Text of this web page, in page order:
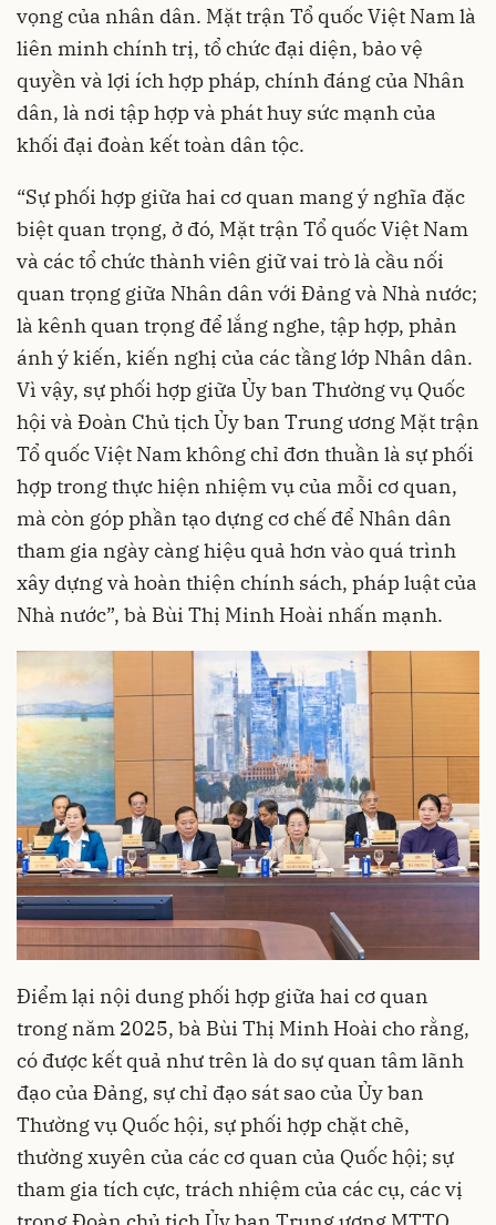
vọng của nhân dân. Mặt trận Tổ quốc Việt Nam là
liên minh chính trị, tổ chức đại diện, bảo vệ
quyền và lợi ích hợp pháp, chính đáng của Nhân
dân, là nơi tập hợp và phát huy sức mạnh của
khối đại đoàn kết toàn dân tộc.
“Sự phối hợp giữa hai cơ quan mang ý nghĩa đặc
biệt quan trọng, ở đó, Mặt trận Tổ quốc Việt Nam
và các tổ chức thành viên giữ vai trò là cầu nối
quan trọng giữa Nhân dân với Đảng và Nhà nước;
là kênh quan trọng để lắng nghe, tập hợp, phản
ánh ý kiến, kiến nghị của các tầng lớp Nhân dân.
Vì vậy, sự phối hợp giữa Ủy ban Thường vụ Quốc
hội và Đoàn Chủ tịch Ủy ban Trung ương Mặt trận
Tổ quốc Việt Nam không chỉ đơn thuần là sự phối
hợp trong thực hiện nhiệm vụ của mỗi cơ quan,
mà còn góp phần tạo dựng cơ chế để Nhân dân
tham gia ngày càng hiệu quả hơn vào quá trình
xây dựng và hoàn thiện chính sách, pháp luật của
Nhà nước”, bà Bùi Thị Minh Hoài nhấn mạnh.
Điểm lại nội dung phối hợp giữa hai cơ quan
trong năm 2025, bà Bùi Thị Minh Hoài cho rằng,
có được kết quả như trên là do sự quan tâm lãnh
đạo của Đảng, sự chỉ đạo sát sao của Ủy ban
Thường vụ Quốc hội, sự phối hợp chặt chẽ,
thường xuyên của các cơ quan của Quốc hội; sự
tham gia tích cực, trách nhiệm của các cụ, các vị